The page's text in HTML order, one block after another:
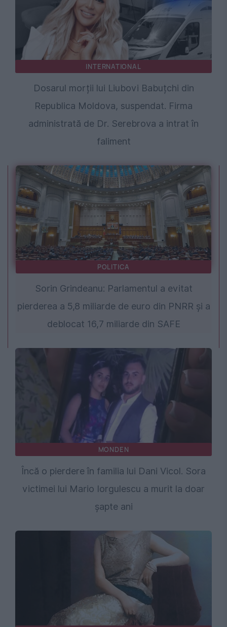
INTERNATIONAL
Dosarul morții lui Liubovi Babuțchi din
Republica Moldova, suspendat. Firma
administrată de Dr. Serebrova a intrat în
faliment
POLITICA
Sorin Grindeanu: Parlamentul a evitat
pierderea a 5,8 miliarde de euro din PNRR și a
deblocat 16,7 miliarde din SAFE
MONDEN
Încă o pierdere în familia lui Dani Vicol. Sora
victimei lui Mario Iorgulescu a murit la doar
șapte ani